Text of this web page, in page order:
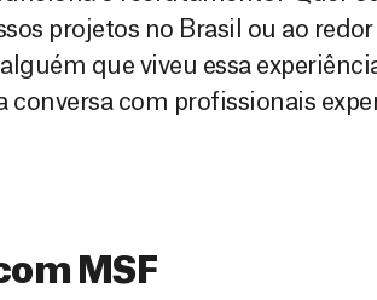
projetos no Brasil ou ao
que viveu essa
com profissionais
MSF